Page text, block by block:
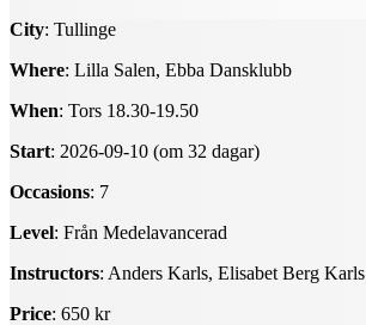
City: Tullinge
Where: Lilla Salen, Ebba Dansklubb
When: Tors 18.30-19.50
Start: 2026-09-10 (om 32 dagar)
Occasions: 7
Level: Från Medelavancerad
Instructors: Anders Karls, Elisabet Berg Karls
Price: 650 kr